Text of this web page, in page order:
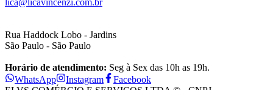
lica@licavincenzi.com.br
Rua Haddock Lobo - Jardins
São Paulo - São Paulo
Horário de atendimento: Seg à Sex das 10h as 19h.
WhatsApp
Instagram
Facebook